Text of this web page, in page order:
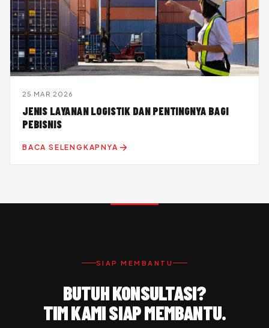
25 MAR 2026
JENIS LAYANAN LOGISTIK DAN PENTINGNYA BAGI
PEBISNIS
BACA SELENGKAPNYA
SIAP MEMBANTU
BUTUH KONSULTASI?
TIM KAMI SIAP MEMBANTU.